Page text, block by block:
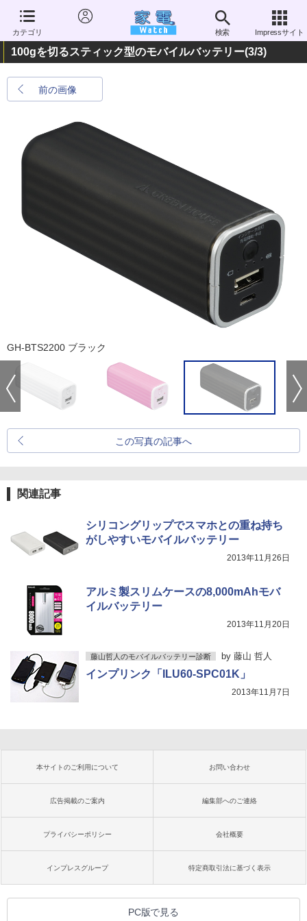
カテゴリ 検索 Impressサイト
100gを切るスティック型のモバイルバッテリー(3/3)
前の画像
GH-BTS2200 ブラック
この写真の記事へ
関連記事
シリコングリップでスマホとの重ね持ち
がしやすいモバイルバッテリー
2013年11月26日
アルミ製スリムケースの8,000mAhモバ
イルバッテリー
2013年11月20日
藤山哲人のモバイルバッテリー診断 by 藤山 哲人
インプリンク「ILU60-SPC01K」
2013年11月7日
本サイトのご利用について お問い合わせ
広告掲載のご案内 編集部へのご連絡
プライバシーポリシー 会社概要
インプレスグループ 特定商取引法に基づく表示
PC版で見る